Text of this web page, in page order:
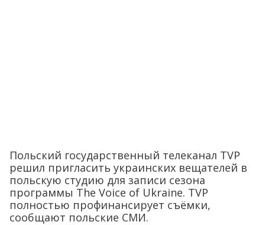
Польский государственный телеканал TVP
решил пригласить украинских вещателей в
польскую студию для записи сезона
программы The Voice of Ukraine. TVP
полностью профинансирует съёмки,
сообщают польские СМИ.